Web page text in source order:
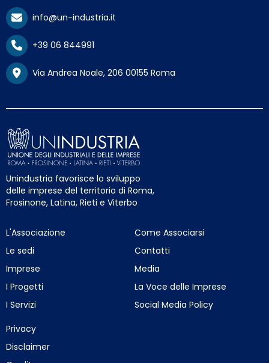
info@un-industria.it
+39 06 844991
Via Andrea Noale, 206 00155 Roma
Unindustria favorisce lo sviluppo
delle imprese del territorio di Roma,
Frosinone, Latina, Rieti e Viterbo
L'Associazione
Le sedi
Imprese
I Progetti
I Servizi
Come Associarsi
Contatti
Media
La Voce delle Imprese
Social Media Policy
Privacy
Disclaimer